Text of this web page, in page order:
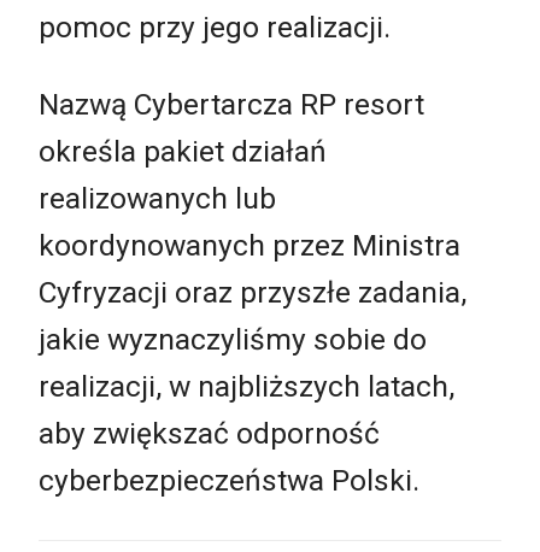
pomoc przy jego realizacji.
Nazwą Cybertarcza RP resort
określa pakiet działań
realizowanych lub
koordynowanych przez Ministra
Cyfryzacji oraz przyszłe zadania,
jakie wyznaczyliśmy sobie do
realizacji, w najbliższych latach,
aby zwiększać odporność
cyberbezpieczeństwa Polski.